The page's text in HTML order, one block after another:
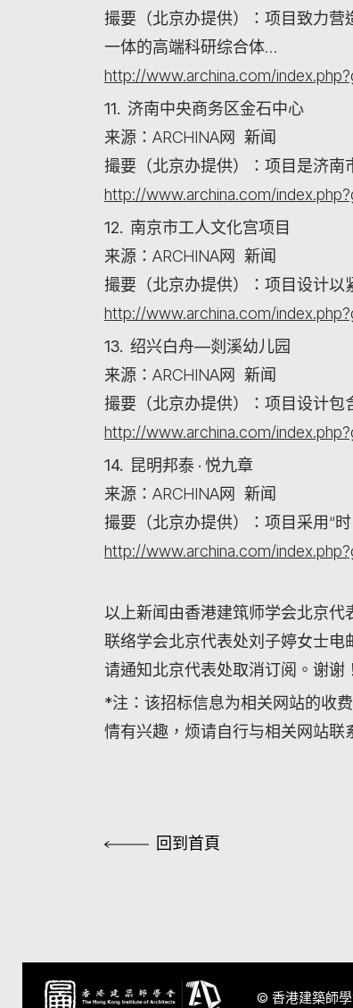
撮要（北京办提供）：项目致力营
一体的高端科研综合体…
http://www.archina.com/
11. 济南中央商务区金石中心
来源：ARCHINA网 新闻
撮要（北京办提供）：项目是济
http://www.archina.com/
12. 南京市工人文化宫项目
来源：ARCHINA网 新闻
撮要（北京办提供）：项目设计
http://www.archina.com/
13. 绍兴白舟—剡溪幼儿园
来源：ARCHINA网 新闻
撮要（北京办提供）：项目设计
http://www.archina.com/
14. 昆明邦泰 · 悦九章
来源：ARCHINA网 新闻
撮要（北京办提供）：项目采用“
http://www.archina.com/
以上新闻由香港建筑师学会北京
联络学会北京代表处刘子婷女士电
请通知北京代表处取消订阅。谢谢！
*注：该招标信息为相关网站的收
情有兴趣，烦请自行与相关网站联
回到首頁
© 香港建築師